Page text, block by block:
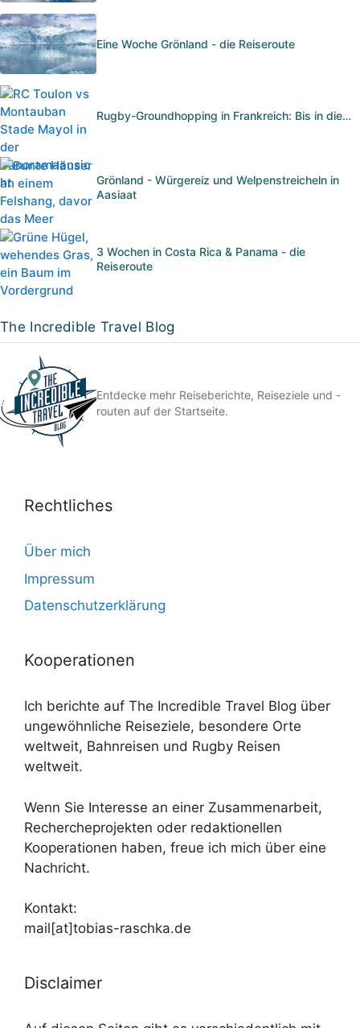
Eine Woche Grönland - die Reiseroute
Rugby-Groundhopping in Frankreich: Bis in die…
Grönland - Würgereiz und Welpenstreicheln in
Aasiaat
3 Wochen in Costa Rica & Panama - die
Reiseroute
The Incredible Travel Blog
Entdecke mehr Reiseberichte, Reiseziele und -
routen auf der Startseite.
Rechtliches
Über mich
Impressum
Datenschutzerklärung
Kooperationen
Ich berichte auf The Incredible Travel Blog über
ungewöhnliche Reiseziele, besondere Orte
weltweit, Bahnreisen und Rugby Reisen
weltweit.
Wenn Sie Interesse an einer Zusammenarbeit,
Rechercheprojekten oder redaktionellen
Kooperationen haben, freue ich mich über eine
Nachricht.
Kontakt:
mail[at]tobias-raschka.de
Disclaimer